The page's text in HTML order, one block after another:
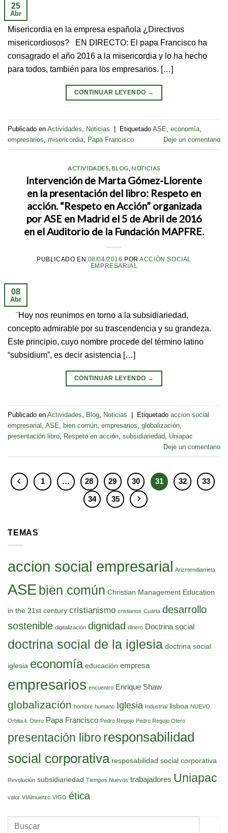
25
Abr
Misericordia en la empresa española ¿Directivos
misericordiosos? EN DIRECTO: El papa Francisco ha
consagrado el año 2016 a la misericordia y lo ha hecho
para todos, también para los empresarios. […]
CONTINUAR LEYENDO →
Publicado en Actividades Noticias | Etiquetado ASE economía
empresarios misericordia Papa Francisco Deje un comentario
ACTIVIDADES, BLOG, NOTICIAS
Intervención de Marta Gómez-Llorente
en la presentación del libro: Respeto en
acción. “Respeto en Acción” organizada
por ASE en Madrid el 5 de Abril de 2016
en el Auditorio de la Fundación MAPFRE.
PUBLICADO EN 08/04/2016 PORACCIÓN SOCIAL
EMPRESARIAL
08
Abr
¨Hoy nos reunimos en torno a la subsidiariedad,
concepto admirable por su trascendencia y su grandeza.
Este principio, cuyo nombre procede del término latino
“subsidium”, es decir asistencia […]
CONTINUAR LEYENDO →
Publicado en Actividades Blog Noticias Etiquetado accion social
empresarial
ASE bien común empresarios globalización
presentación libro
Respeto en acción subsidiariedad
Uniapac
Deje un comentario
1 … 28 29 30 31 32 33
34 35
TEMAS
accion social empresarial Arizmendiarrieta
ASE bien común Christian Management Education
in the 21st century cristianismo cristianos Cuarta desarrollo
sostenible digitalización dignidad dinero Doctrina social
doctrina social de la iglesia doctrina social
iglesia economía educación empresa
empresarios encuentro Enrique Shaw
globalización hombre humano Iglesia Industrial lisboa NUEVO
Orbita.k Otero Papa Francisco Pedro Regojo Pedro Regojo Otero
presentación libro responsabilidad
social corporativa resposabilidad social corporativa
Revolución subsidiariedad Tiempos Nuevos trabajadores Uniapac
valor VIAlmuerzo VIGO ética